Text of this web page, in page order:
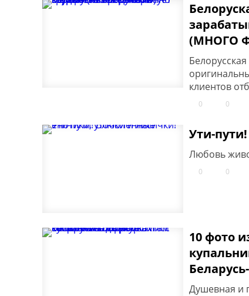
(МНОГО
клиентов
0 0
Ути-
Любовь
0 0
10 фото
Душевная и